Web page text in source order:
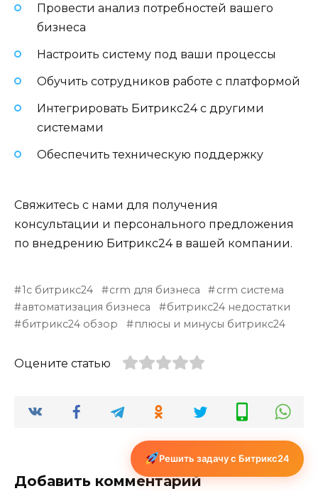
Провести анализ потребностей вашего
бизнеса
Настроить систему под ваши процессы
Обучить сотрудников работе с платформой
Интегрировать Битрикс24 с другими
системами
Обеспечить техническую поддержку
Свяжитесь с нами для получения
консультации и персонального предложения
по внедрению Битрикс24 в вашей компании.
1с битрикс24 crm для бизнеса
crm система
автоматизация бизнеса
битрикс24 недостатки
битрикс24 обзор
плюсы и минусы битрикс24
Оцените статью
Добавить комментарий
Решить задачу с Битрикс24